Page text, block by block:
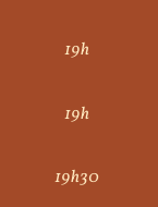
19h
19h
19h30